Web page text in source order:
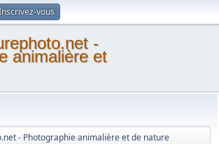
vous
-
animalière et
- Photographie animalière et de nature